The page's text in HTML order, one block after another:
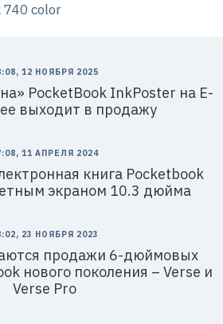
color
12 НОЯБРЯ 2025
PocketBook InkPoster на E-
выходит в продажу
11 АПРЕЛЯ 2024
книга Pocketbook
экраном 10.3 дюйма
23 НОЯБРЯ 2023
продажи 6-дюймовых
нового поколения – Verse и
Verse Pro